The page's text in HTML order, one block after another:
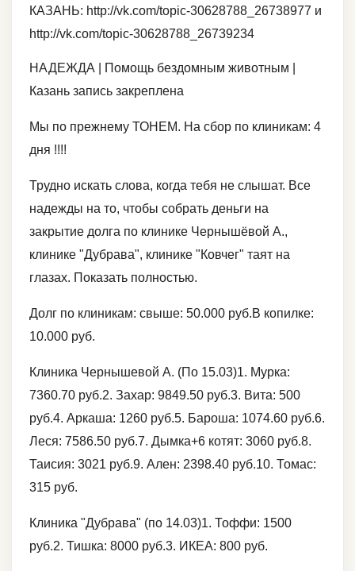
КАЗАНЬ: http://vk.com/topic-30628788_26738977 и
http://vk.com/topic-30628788_26739234
НАДЕЖДА | Помощь бездомным животным |
Казань запись закреплена
Мы по прежнему ТОНЕМ. На сбор по клиникам: 4
дня !!!!
Трудно искать слова, когда тебя не слышат. Все
надежды на то, чтобы собрать деньги на
закрытие долга по клинике Чернышёвой А.,
клинике "Дубрава", клинике "Ковчег" таят на
глазах. Показать полностью.
Долг по клиникам: свыше: 50.000 руб.В копилке:
10.000 руб.
Клиника Чернышевой А. (По 15.03)1. Мурка:
7360.70 руб.2. Захар: 9849.50 руб.3. Вита: 500
руб.4. Аркаша: 1260 руб.5. Бароша: 1074.60 руб.6.
Леся: 7586.50 руб.7. Дымка+6 котят: 3060 руб.8.
Таисия: 3021 руб.9. Ален: 2398.40 руб.10. Томас:
315 руб.
Клиника "Дубрава" (по 14.03)1. Тоффи: 1500
руб.2. Тишка: 8000 руб.3. ИКЕА: 800 руб.